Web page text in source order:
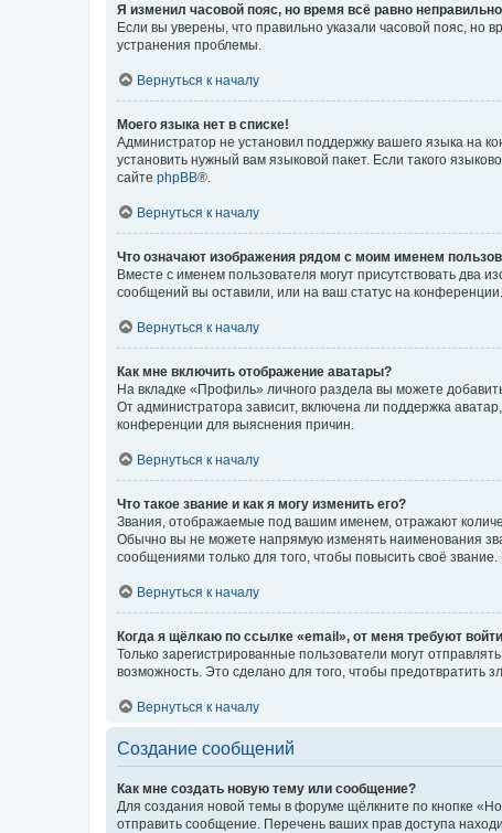
Я изменил часовой пояс, но время всё равно
Если вы уверены, что правильно указали часовой пояс, но
устранения проблемы.
Вернуться к началу
Моего языка нет в списке!
Администратор не установил поддержку вашего языка на
установить нужный вам языковой пакет. Если такого
сайте phpBB®.
Вернуться к началу
Что означают изображения рядом с моим именем
Вместе с именем пользователя могут присутствовать два
сообщений вы оставили, или на ваш статус на
Вернуться к началу
Как мне включить отображение аватары?
На вкладке «Профиль» личного раздела вы можете
От администратора зависит, включена ли поддержка
конференции для выяснения причин.
Вернуться к началу
Что такое звание и как я могу изменить его?
Звания, отображаемые под вашим именем, отражают
Обычно вы не можете напрямую изменять наименования
сообщениями только для того, чтобы повысить своё
Вернуться к началу
Когда я щёлкаю по ссылке «email», от меня требуют
Только зарегистрированные пользователи могут
возможность. Это сделано для того, чтобы предотвратить
Вернуться к началу
Создание сообщений
Как мне создать новую тему или сообщение?
Для создания новой темы в форуме щёлкните по кнопке
отправить сообщение. Перечень ваших прав доступа